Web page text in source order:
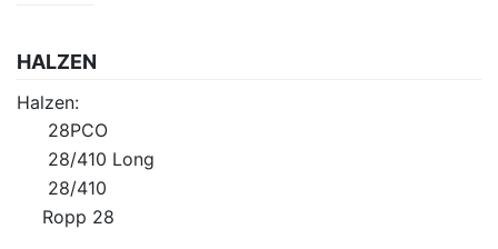
HALZEN
Halzen:
28PCO
28/410 Long
28/410
Ropp 28